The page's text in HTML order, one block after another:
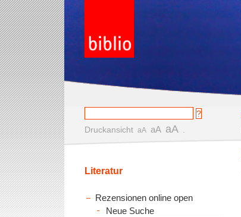
Druckansicht aA aA aA
Literatur
Rezensionen online open
Neue Suche